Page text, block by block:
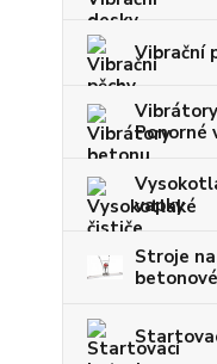
Vibrační
Ponorné
vapky
Stroje